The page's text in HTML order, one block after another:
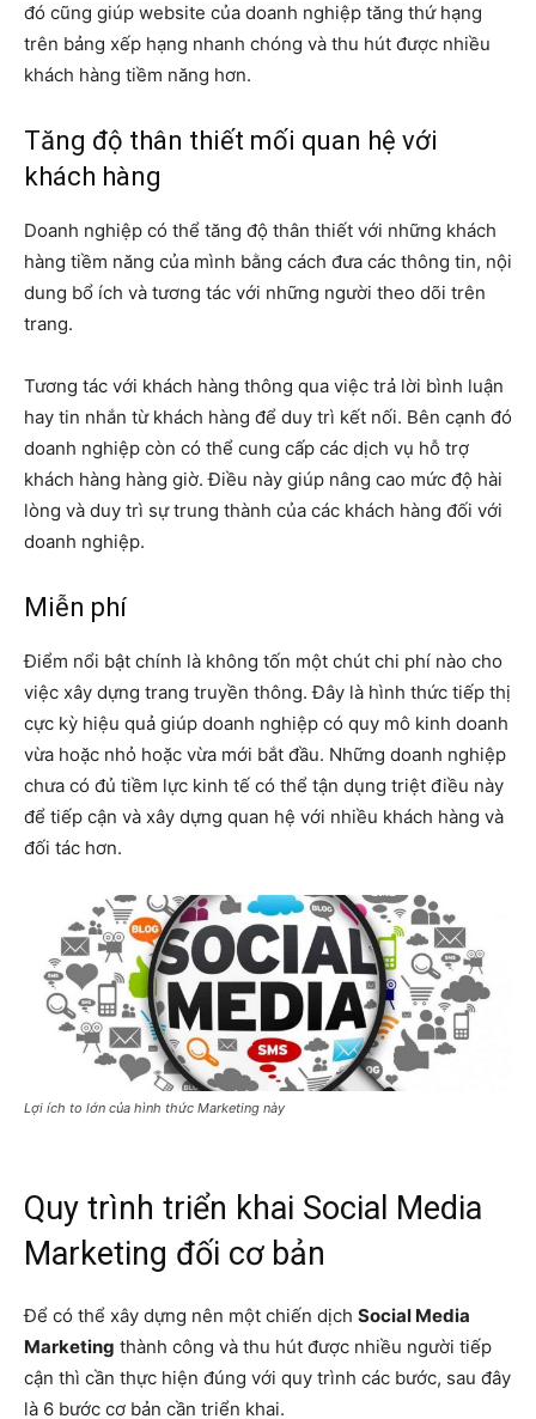
đó cũng giúp website của doanh nghiệp tăng thứ hạng
trên bảng xếp hạng nhanh chóng và thu hút được nhiều
khách hàng tiềm năng hơn.
Tăng độ thân thiết mối quan hệ với
khách hàng
Doanh nghiệp có thể tăng độ thân thiết với những khách
hàng tiềm năng của mình bằng cách đưa các thông tin, nội
dung bổ ích và tương tác với những người theo dõi trên
trang.
Tương tác với khách hàng thông qua việc trả lời bình luận
hay tin nhắn từ khách hàng để duy trì kết nối. Bên cạnh đó
doanh nghiệp còn có thể cung cấp các dịch vụ hỗ trợ
khách hàng hàng giờ. Điều này giúp nâng cao mức độ hài
lòng và duy trì sự trung thành của các khách hàng đối với
doanh nghiệp.
Miễn phí
Điểm nổi bật chính là không tốn một chút chi phí nào cho
việc xây dựng trang truyền thông. Đây là hình thức tiếp thị
cực kỳ hiệu quả giúp doanh nghiệp có quy mô kinh doanh
vừa hoặc nhỏ hoặc vừa mới bắt đầu. Những doanh nghiệp
chưa có đủ tiềm lực kinh tế có thể tận dụng triệt điều này
để tiếp cận và xây dựng quan hệ với nhiều khách hàng và
đối tác hơn.
Lợi ích to lớn của hình thức Marketing này
Quy trình triển khai Social Media
Marketing đối cơ bản
Để có thể xây dựng nên một chiến dịch Social Media
Marketing thành công và thu hút được nhiều người tiếp
cận thì cần thực hiện đúng với quy trình các bước, sau đây
là 6 bước cơ bản cần triển khai.